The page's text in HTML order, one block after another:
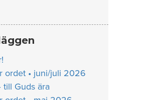
ordet • juni/juli 2026
Guds ära